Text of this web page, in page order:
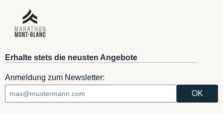
Erhalte stets die neusten Angebote
Anmeldung zum Newsletter: